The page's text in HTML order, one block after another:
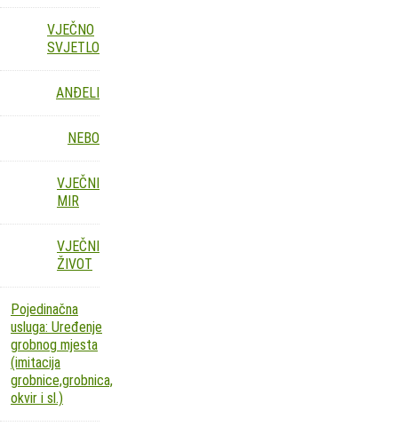
VJEČNO
SVJETLO
ANĐELI
NEBO
VJEČNI
MIR
VJEČNI
ŽIVOT
Pojedinačna
usluga: Uređenje
grobnog mjesta
(imitacija
grobnice,grobnica,
okvir i sl.)